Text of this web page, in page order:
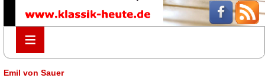
≡
≡
Emil von Sauer